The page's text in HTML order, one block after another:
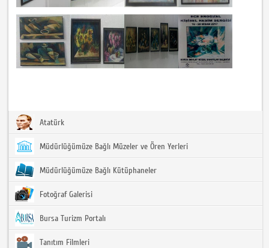
Atatürk
Müdürlüğümüze Bağlı Müzeler ve Ören Yerleri
Müdürlüğümüze Bağlı Kütüphaneler
Fotoğraf Galerisi
Bursa Turizm Portalı
Tanıtım Filmleri